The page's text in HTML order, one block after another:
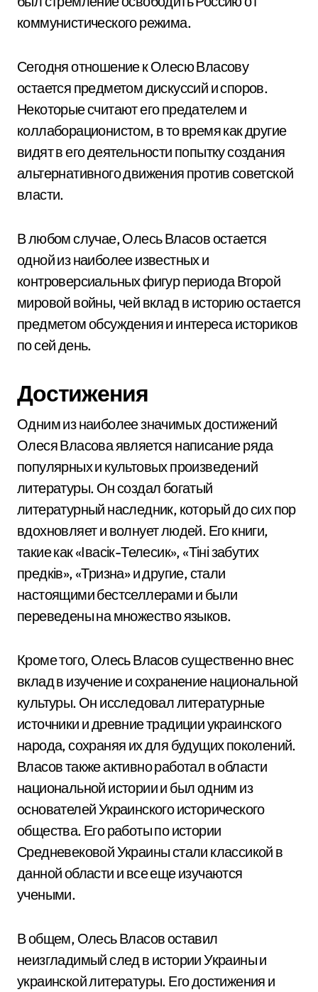
коммунистического режима.
Сегодня отношение к Олесю Власову
остается предметом дискуссий и споров.
Некоторые считают его предателем и
коллаборационистом, в то время как другие
видят в его деятельности попытку создания
альтернативного движения против советской
власти.
В любом случае, Олесь Власов остается
одной из наиболее известных и
контроверсиальных фигур периода Второй
мировой войны, чей вклад в историю остается
предметом обсуждения и интереса историков
по сей день.
Достижения
Одним из наиболее значимых достижений
Олеся Власова является написание ряда
популярных и культовых произведений
литературы. Он создал богатый
литературный наследник, который до сих пор
вдохновляет и волнует людей. Его книги,
такие как «Івасік-Телесик», «Тіні забутих
предків», «Тризна» и другие, стали
настоящими бестселлерами и были
переведены на множество языков.
Кроме того, Олесь Власов существенно внес
вклад в изучение и сохранение национальной
культуры. Он исследовал литературные
источники и древние традиции украинского
народа, сохраняя их для будущих поколений.
Власов также активно работал в области
национальной истории и был одним из
основателей Украинского исторического
общества. Его работы по истории
Средневековой Украины стали классикой в
данной области и все еще изучаются
учеными.
В общем, Олесь Власов оставил
неизгладимый след в истории Украины и
украинской литературы. Его достижения и